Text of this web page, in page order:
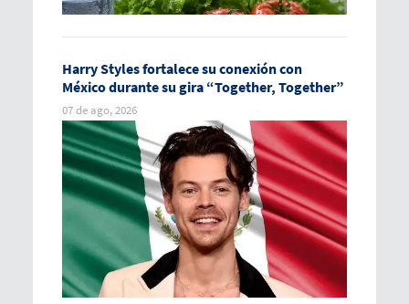
Harry Styles fortalece su conexión con
México durante su gira “Together, Together”
07 de ago, 2026